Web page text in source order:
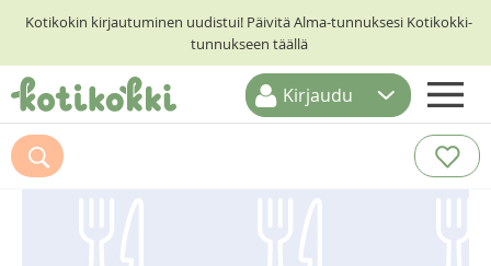
Kotikokin kirjautuminen uudistui! Päivitä Alma-tunnuksesi Kotikokki-
tunnukseen täällä
ETUSIVU
RESEPTIHAKU
Kirjaudu
Suosittelemme myös